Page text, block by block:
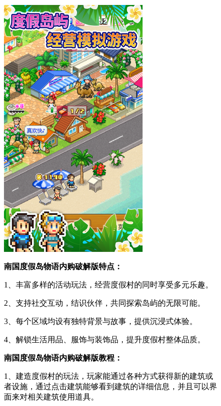
南国度假岛物语内购破解版特点：
1、丰富多样的活动玩法，经营度假村的同时享受多元乐趣。
2、支持社交互动，结识伙伴，共同探索岛屿的无限可能。
3、每个区域均设有独特背景与故事，提供沉浸式体验。
4、解锁生活用品、服饰与装饰品，提升度假村整体品质。
南国度假岛物语内购破解版教程：
1、建造度假村的玩法，玩家能通过各种方式获得新的建筑或
者设施，通过点击建筑能够看到建筑的详细信息，并且可以界
面来对相关建筑使用道具。